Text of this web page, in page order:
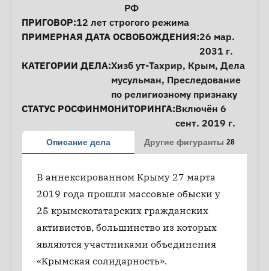
РФ
ПРИГОВОР:12 лет строгого режима
ПРИМЕРНАЯ ДАТА ОСВОБОЖДЕНИЯ:26 мар.
2031 г.
КАТЕГОРИИ ДЕЛА:Хизб ут-Тахрир, Крым, Дела
мусульман, Преследование
по религиозному признаку
СТАТУС РОСФИНМОНИТОРИНГА:Включён 6
сент. 2019 г.
Описание дела Другие фигуранты 28
В аннексированном Крыму 27 марта
2019 года прошли массовые обыски у
25 крымскотатарских гражданских
активистов, большинство из которых
являются участниками объединения
«Крымская солидарность».